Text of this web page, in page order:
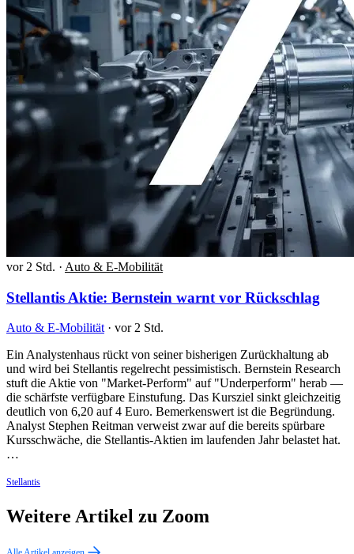
vor 2 Std. · Auto & E-Mobilität
Stellantis Aktie: Bernstein warnt vor Rückschlag
Auto & E-Mobilität · vor 2 Std.
Ein Analystenhaus rückt von seiner bisherigen Zurückhaltung ab
und wird bei Stellantis regelrecht pessimistisch. Bernstein Research
stuft die Aktie von "Market-Perform" auf "Underperform" herab —
die schärfste verfügbare Einstufung. Das Kursziel sinkt gleichzeitig
deutlich von 6,20 auf 4 Euro. Bemerkenswert ist die Begründung.
Analyst Stephen Reitman verweist zwar auf die bereits spürbare
Kursschwäche, die Stellantis-Aktien im laufenden Jahr belastet hat.
…
Stellantis
Weitere Artikel zu Zoom